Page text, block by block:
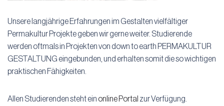
Unsere langjährige Erfahrungen im Gestalten vielfältiger
Permakultur Projekte geben wir gerne weiter. Studierende
werden oftmals in Projekten von down to earth PERMAKULTUR
GESTALTUNG eingebunden, und erhalten somit die so wichtigen
praktischen Fähigkeiten.
Allen Studierenden steht ein online Portal zur Verfügung.